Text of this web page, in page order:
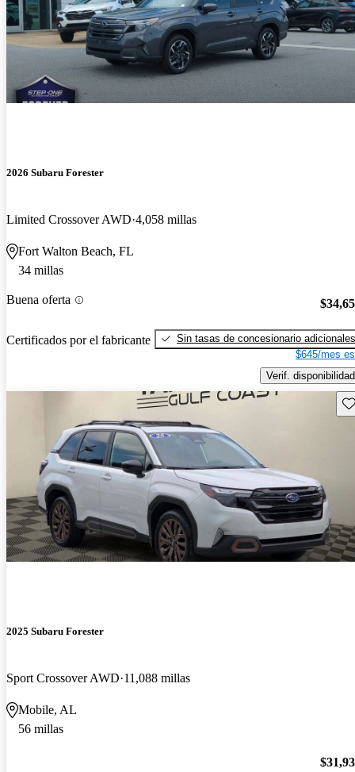
2026 Subaru Forester
Limited Crossover AWD 4,058 millas
Fort Walton Beach, FL
34 millas
Buena oferta
Certificados por el fabricante
Sin tasas de concesionario adicionales
$645/mes
Verif. disponibilidad
2025 Subaru Forester
Sport Crossover AWD 11,088 millas
Mobile, AL
56 millas